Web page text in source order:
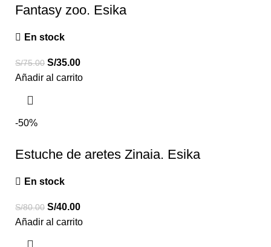
Fantasy zoo. Esika
En stock
S/75.00 S/35.00
Añadir al carrito
-50%
Estuche de aretes Zinaia. Esika
En stock
S/80.00 S/40.00
Añadir al carrito